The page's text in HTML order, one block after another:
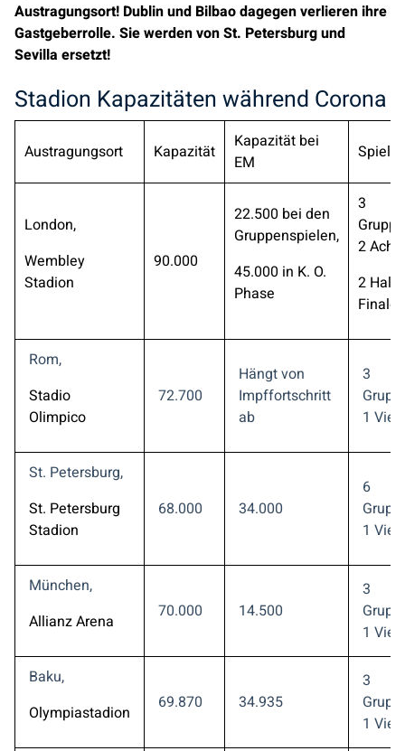
Austragungsort! Dublin und Bilbao dagegen verlieren ihre
Gastgeberrolle. Sie werden von St. Petersburg und
Sevilla ersetzt!
Stadion Kapazitäten während Corona
Austragungsort Kapazität
Kapazität bei
EM
Spiele
London,
Wembley
Stadion
90.000
22.500 bei den
Gruppenspielen,
45.000 in K. O.
Phase
3
2
2
Finale
Rom,
Stadio
Olimpico
72.700
Hängt von
Impffortschritt
ab
3
1
St. Petersburg,
St. Petersburg
Stadion
68.000 34.000
6
1
München,
Allianz Arena
70.000 14.500
3
1
Baku,
Olympiastadion
69.870 34.935
3
1